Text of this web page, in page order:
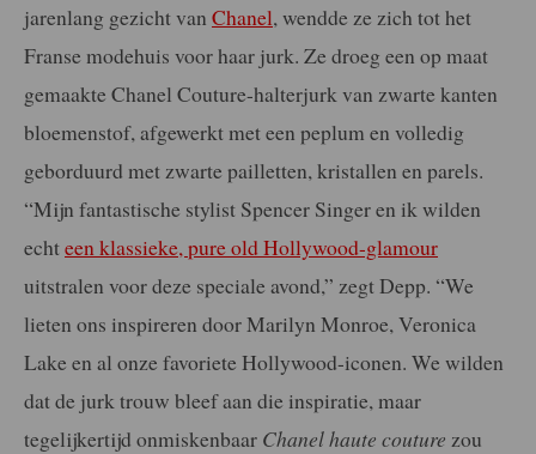
jarenlang gezicht van Chanel, wendde ze zich tot het
Franse modehuis voor haar jurk. Ze droeg een op maat
gemaakte Chanel Couture-halterjurk van zwarte kanten
bloemenstof, afgewerkt met een peplum en volledig
geborduurd met zwarte pailletten, kristallen en parels.
“Mijn fantastische stylist Spencer Singer en ik wilden
echteen klassieke, pure old Hollywood-glamour
uitstralen voor deze speciale avond,” zegt Depp. “We
lieten ons inspireren door Marilyn Monroe, Veronica
Lake en al onze favoriete Hollywood-iconen. We wilden
dat de jurk trouw bleef aan die inspiratie, maar
tegelijkertijd onmiskenbaar Chanel haute couture zou